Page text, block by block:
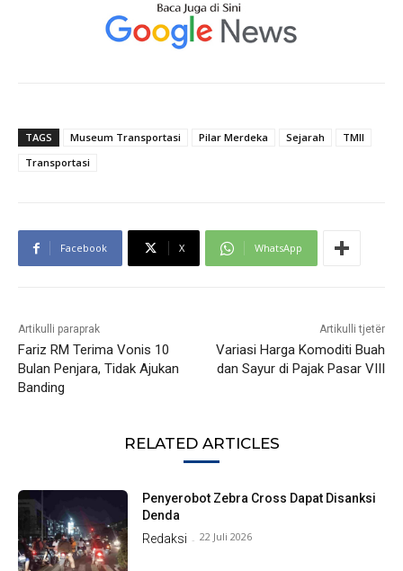
TAGS Museum Transportasi Pilar Merdeka Sejarah
TMII
Transportasi
Facebook X WhatsApp
Artikulli paraprak
Fariz RM Terima Vonis 10
Bulan Penjara, Tidak Ajukan
Banding
Artikulli tjetër
Variasi Harga Komoditi Buah
dan Sayur di Pajak Pasar VIII
RELATED ARTICLES
Penyerobot Zebra Cross Dapat Disanksi
Denda
Redaksi - 22 Juli 2026